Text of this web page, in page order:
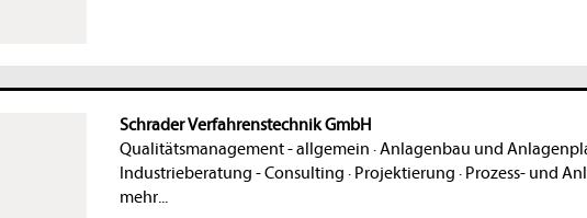
Schrader Verfahrenstechnik GmbH
Qualitätsmanagement - allgemein ·Anlagenbau und
Industrieberatung - Consulting · Projektierung · Prozess- und
mehr...